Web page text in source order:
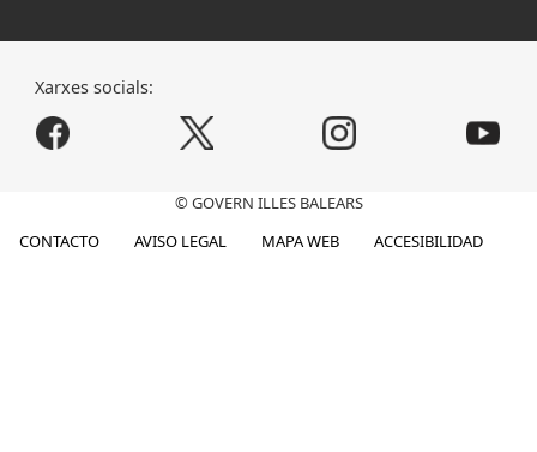
Xarxes socials:
© GOVERN ILLES BALEARS
CONTACTO
AVISO LEGAL MAPA WEB ACCESIBILIDAD